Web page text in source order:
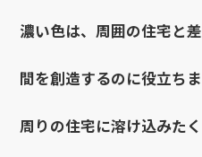
濃い色は、周囲の住宅と
間を創造するのに役立ちま
周りの住宅に溶け込みた